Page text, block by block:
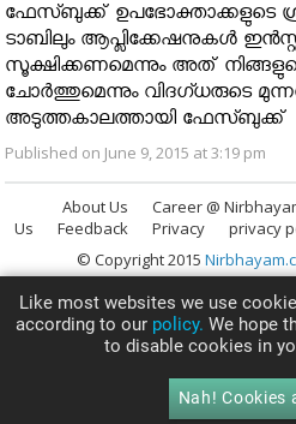
ഫേസ്ബുക്ക് ഉപഭോക്താക്കളുടെ
ടാബിലും ആപ്ലിക്കേഷനുകള്‍
സൂക്ഷിക്കണമെന്നും അത്
ചോര്‍ത്തുമെന്നും വിദഗ്ധരുടെ
അടുത്തകാലത്തായി
Published on June 9, 2015 at 3:19 pm
About Us Career @
Us
Feedback Privacy privacy
© Copyright 2015
Like most websites we use
according to our policy. We hope
to disable cookies in
Nah! Cookies